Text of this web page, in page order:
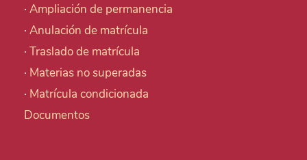
· Ampliación de permanencia
· Anulación de matrícula
· Traslado de matrícula
· Materias no superadas
· Matrícula condicionada
Documentos